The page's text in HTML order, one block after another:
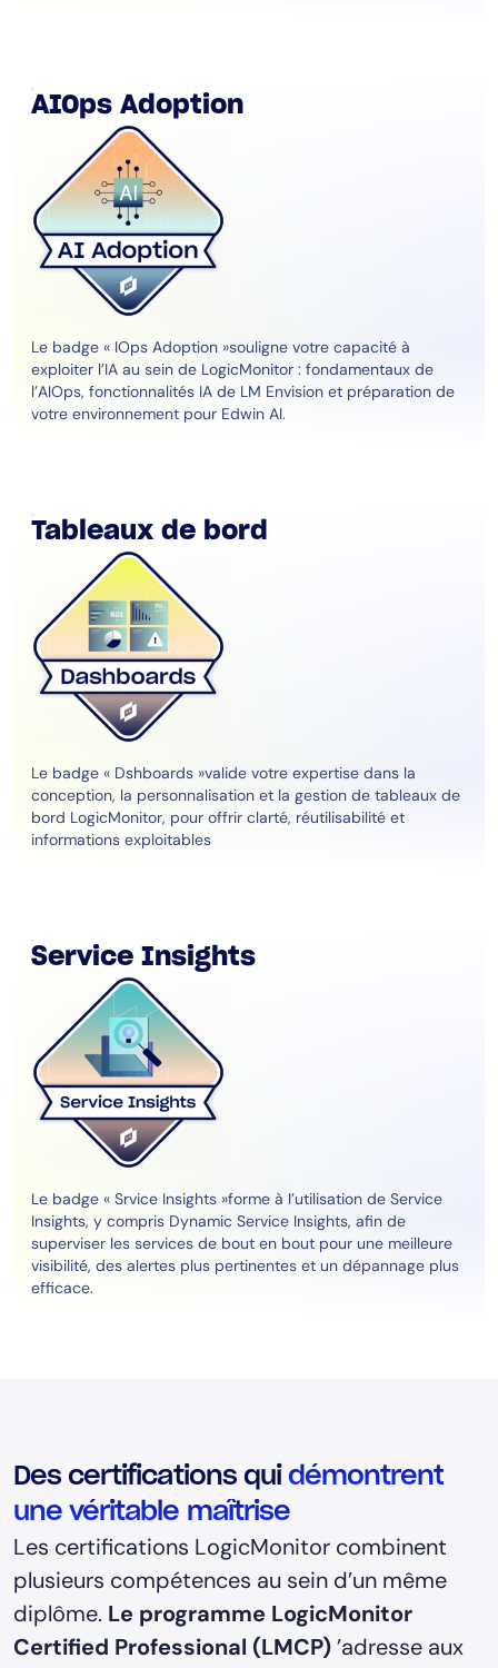
AIOps Adoption
Le badge « IOps Adoption »souligne votre capacité à
exploiter l’IA au sein de LogicMonitor : fondamentaux de
l’AIOps, fonctionnalités IA de LM Envision et préparation de
votre environnement pour Edwin AI.
Tableaux de bord
Le badge « Dshboards »valide votre expertise dans la
conception, la personnalisation et la gestion de tableaux de
bord LogicMonitor, pour offrir clarté, réutilisabilité et
informations exploitables
Service Insights
Le badge « Srvice Insights »forme à l’utilisation de Service
Insights, y compris Dynamic Service Insights, afin de
superviser les services de bout en bout pour une meilleure
visibilité, des alertes plus pertinentes et un dépannage plus
efficace.
Des certifications qui démontrent
une véritable maîtrise
Les certifications LogicMonitor combinent
plusieurs compétences au sein d’un même
diplôme. Le programme LogicMonitor
Certified Professional (LMCP)’adresse aux